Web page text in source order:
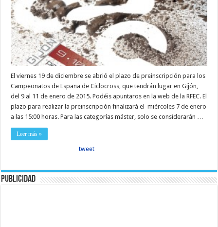
El viernes 19 de diciembre se abrió el plazo de preinscripción para los
Campeonatos de España de Ciclocross, que tendrán lugar en Gijón,
del 9 al 11 de enero de 2015. Podéis apuntaros en la web de la RFEC. El
plazo para realizar la preinscripción finalizará el miércoles 7 de enero
a las 15:00 horas. Para las categorías máster, solo se considerarán …
Leer más »
tweet
Publicidad